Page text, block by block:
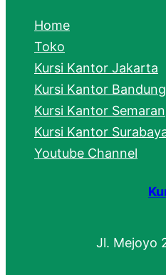
h
Home
Toko
Kursi Kantor Jakarta
Kursi Kantor Bandung
Kursi Kantor
Kursi Kantor
Youtube Channel
Jl. Mejoyo